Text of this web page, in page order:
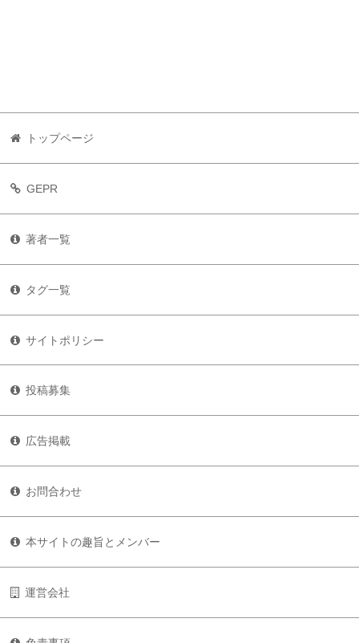
トップページ
GEPR
著者一覧
タグ一覧
サイトポリシー
投稿募集
広告掲載
お問合わせ
本サイトの趣旨とメンバー
運営会社